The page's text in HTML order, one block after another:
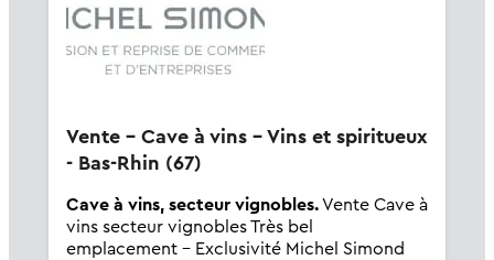
Vente - Cave à vins - Vins et spiritueux
- Bas-Rhin (67)
Cave à vins, secteur vignobles.Vente Cave à
vins secteur vignobles Très bel
emplacement – Exclusivité Michel Simond